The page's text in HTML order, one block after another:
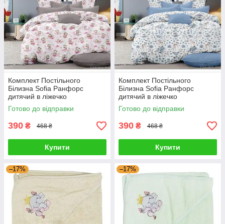
Комплект Постільного
Білизна Sofia Ранфорс
дитячий в ліжечко
2083_sr_l_12 G-Rich
Готово до відправки
390 ₴ 468 ₴
Купити
Комплект Постільного
Білизна Sofia Ранфорс
дитячий в ліжечко
2083_sr_l_11 G-Rich
Готово до відправки
390 ₴ 468 ₴
Купити
–17% –17%